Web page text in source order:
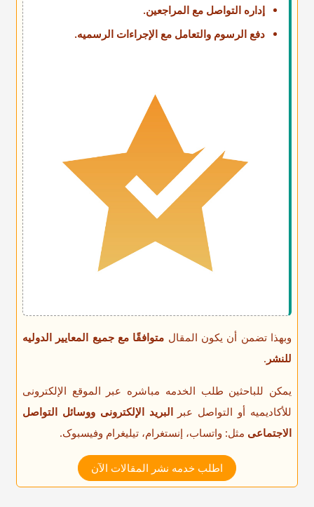
إداره التواصل مع المراجعین.
دفع الرسوم والتعامل مع الإجراءات الرسمیه.
وبهذا تضمن أن یکون المقال متوافقًا مع جمیع المعاییر الدولیه
للنشر .
یمکن للباحثین طلب الخدمه مباشره عبر الموقع الإلکترونی
للأکادیمیه أو التواصل عبرالبرید الإلکترونی ووسائل التواصل
الاجتماعی مثل: واتساب، إنستغرام، تیلیغرام وفیسبوک.
اطلب خدمه نشر المقالات الآن